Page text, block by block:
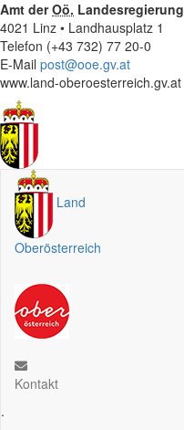
Amt derOö. Landesregierung
4021 Linz • Landhausplatz 1
Telefon (+43 732) 77 20-0
E-Mail post@ooe.gv.at
www.land-oberoesterreich.gv.at
Land
Oberösterreich
Kontakt
.